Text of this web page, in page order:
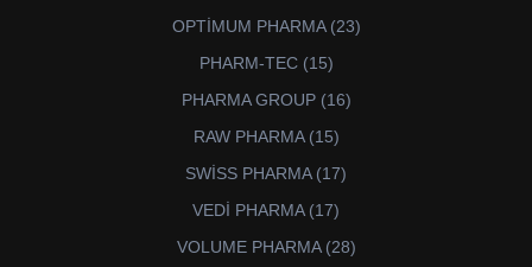
OPTİMUM PHARMA 2323
PHARM-TEC 1515
PHARMA GROUP 1616
RAW PHARMA 1515
SWİSS PHARMA 1717
VEDİ PHARMA 1717
VOLUME PHARMA 2828